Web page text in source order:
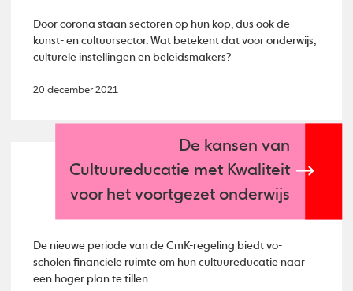
Door corona staan sectoren op hun kop, dus ook de
kunst- en cultuursector. Wat betekent dat voor onderwijs,
culturele instellingen en beleidsmakers?
20 december 2021
De kansen van
Cultuureducatie met Kwaliteit
voor het voortgezet onderwijs
De nieuwe periode van de CmK-regeling biedt vo-
scholen financiële ruimte om hun cultuureducatie naar
een hoger plan te tillen.